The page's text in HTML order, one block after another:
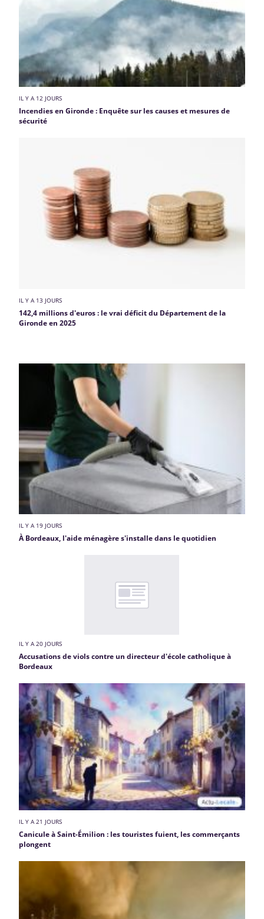
IL Y A 12 JOURS
Incendies en Gironde : Enquête sur les causes et mesures de
sécurité
IL Y A 13 JOURS
142,4 millions d'euros : le vrai déficit du Département de la
Gironde en 2025
IL Y A 19 JOURS
À Bordeaux, l'aide ménagère s'installe dans le quotidien
IL Y A 20 JOURS
Accusations de viols contre un directeur d'école catholique à
Bordeaux
IL Y A 21 JOURS
Canicule à Saint-Émilion : les touristes fuient, les commerçants
plongent